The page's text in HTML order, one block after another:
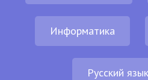
Информатика
Русский